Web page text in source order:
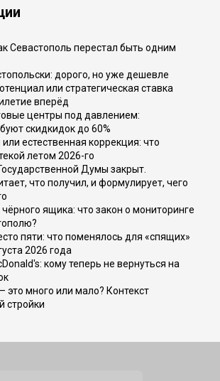
Севастополь перестал быть одним
дорого, но уже дешевле
или стратегическая ставка
вперёд
центры под давлением:
скидкидок до 60%
естественная коррекция: что
летом 2026-го
Думы закрыт.
что получил, и формулирует, чего
ящика: что закон о мониторинге
пяти: что поменялось для «спящих»
2026 года
кому теперь не вернуться на
это много или мало? Контекст
стройки